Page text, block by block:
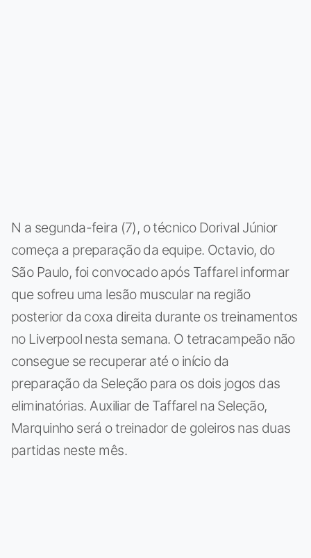
N a segunda-feira (7), o técnico Dorival Júnior
começa a preparação da equipe. Octavio, do
São Paulo, foi convocado após Taffarel informar
que sofreu uma lesão muscular na região
posterior da coxa direita durante os treinamentos
no Liverpool nesta semana. O tetracampeão não
consegue se recuperar até o início da
preparação da Seleção para os dois jogos das
eliminatórias. Auxiliar de Taffarel na Seleção,
Marquinho será o treinador de goleiros nas duas
partidas neste mês.